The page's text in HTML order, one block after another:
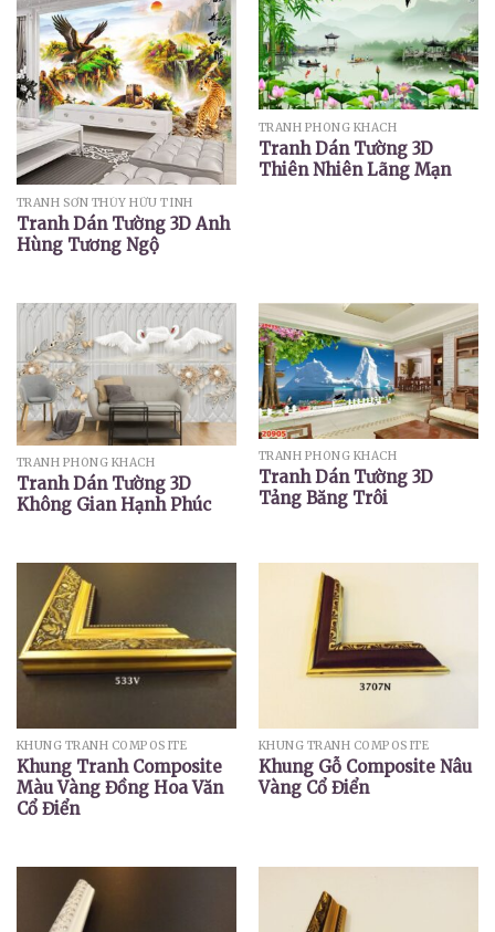
TRANH SƠN THỦY HỮU TÌNH
Tranh Dán Tường 3D Anh
Hùng Tương Ngộ
TRANH PHÒNG KHÁCH
Tranh Dán Tường 3D
Thiên Nhiên Lãng Mạn
TRANH PHÒNG KHÁCH
Tranh Dán Tường 3D
Không Gian Hạnh Phúc
TRANH PHÒNG KHÁCH
Tranh Dán Tường 3D
Tảng Băng Trôi
KHUNG TRANH COMPOSITE
Khung Tranh Composite
Màu Vàng Đồng Hoa Văn
Cổ Điển
KHUNG TRANH COMPOSITE
Khung Gỗ Composite Nâu
Vàng Cổ Điển